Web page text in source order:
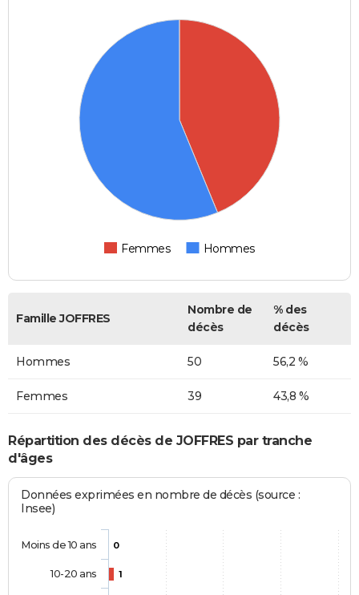
Femmes Hommes
Famille JOFFRES
Nombre de
décès
% des
décès
Hommes 50 56,2 %
Femmes 39 43,8 %
Répartition des décès de JOFFRES par tranche
d'âges
Données exprimées en nombre de décès (source :
Insee)
0
1
Moins de 10 ans
10-20 ans